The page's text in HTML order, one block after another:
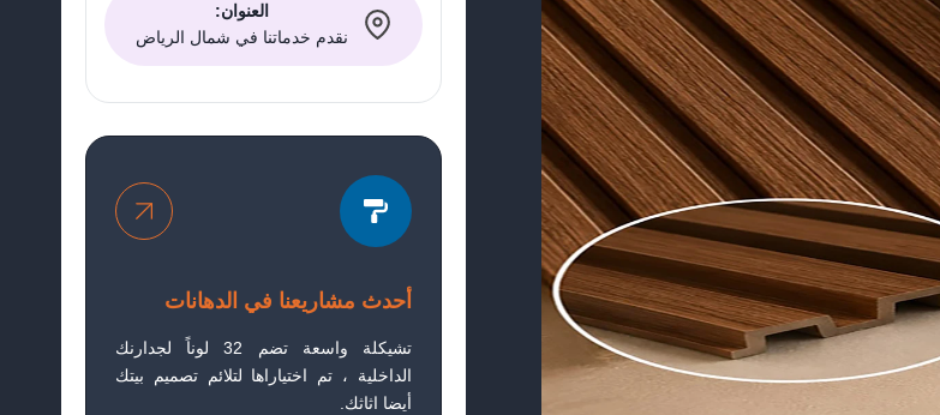
العنوان:
نقدم خدماتنا في شمال الرياض
أحدث مشاريعنا في الدهانات
تشيكلة واسعة تضم 32 لوناً لجدارنك
الداخلية ، تم اختياراها لتلائم تصميم بيتك
أيضا اثاثك.